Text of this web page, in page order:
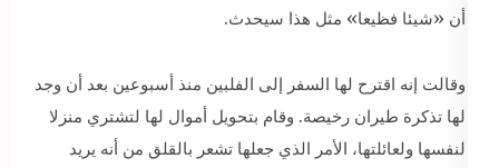
أن «شيئا فظيعا» مثل هذا سيحدث.
وقالت إنه اقترح لها السفر إلى الفلبين منذ أسبوعين بعد أن وجد
لها تذكرة طيران رخيصة. وقام بتحويل أموال لها لتشتري منزلا
لنفسها ولعائلتها، الأمر الذي جعلها تشعر بالقلق من أنه يريد